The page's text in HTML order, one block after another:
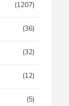
(1207)
(36)
(32)
(12)
(5)